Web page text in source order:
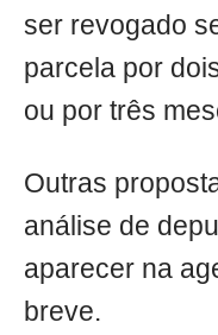
ser revogado
parcela por
ou por três
Outras
análise de
aparecer na
breve.